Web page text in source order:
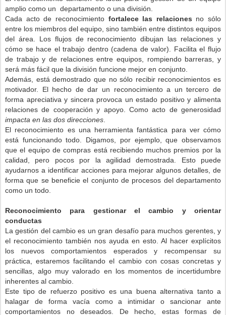
amplio como un departamento o una división.
Cada acto de reconocimiento fortalece las relaciones no sólo
entre los miembros del equipo, sino también entre distintos equipos
del área
Los flujos de reconocimiento dibujan las relaciones y
cómo se hace el trabajo dentro (cadena de valor). Facilita el flujo
de trabajo y de relaciones entre equipos
rompiendo barreras ,y
será más fácil que la división funcione mejor en conjunto
Además, está demostrado que no sólo recibir reconocimientos es
motivador. El hecho de dar un reconocimiento a un tercero de
forma apreciativa y sincera provoca un estado positivo y alimenta
relaciones de cooperación y apoyo. Como acto de generosidad
impacta en las dos direcciones
El reconocimiento es una herramienta fantástica para ver cómo
está funcionando todo
Digamos, por ejemplo, que observamos
que el equipo de compras está recibiendo muchos premios por la
calidad
pero pocospor la agilidad demostrada. Esto puede
ayudarnos a identificar acciones para mejorar algunos detalles, de
forma que se beneficie el conjunto de procesos del departamento
como un todo.
Reconocimiento para gestionar el cambio y orientar
conductas
La gestión del cambio es un gran desafío para muchos gerentes, y
el reconocimiento también nos ayuda en esto. Al hacer explícitos
los nuevos comportamientos esperados y recompensar su
práctica, estaremos facilitando el cambio con cosas concretas y
sencillas, algo muy valorado en los momentos de incertidumbre
inherentes al cambio.
Este tipo de refuerzo positivo es una buena alternativa tanto a
halagar de forma vacía como a intimidar o sancionar ante
comportamientos no deseados. De hecho, estas formas de